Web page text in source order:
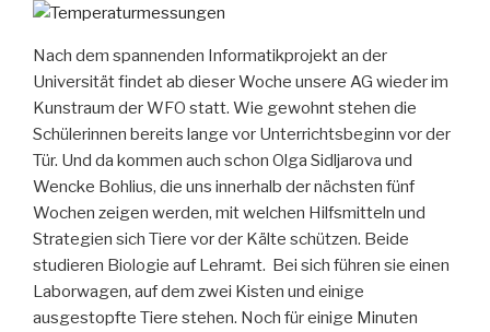
Nach dem spannenden Informatikprojekt an der
Universität findet ab dieser Woche unsere AG wieder im
Kunstraum der WFO statt. Wie gewohnt stehen die
Schülerinnen bereits lange vor Unterrichtsbeginn vor der
Tür. Und da kommen auch schon Olga Sidljarova und
Wencke Bohlius, die uns innerhalb der nächsten fünf
Wochen zeigen werden, mit welchen Hilfsmitteln und
Strategien sich Tiere vor der Kälte schützen. Beide
studieren Biologie auf Lehramt. Bei sich führen sie einen
Laborwagen, auf dem zwei Kisten und einige
ausgestopfte Tiere stehen. Noch für einige Minuten